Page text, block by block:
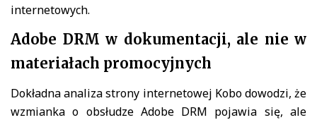
internetowych.
Adobe DRM w dokumentacji, ale nie w
materiałach promocyjnych
Dokładna analiza strony internetowej Kobo dowodzi, że
wzmianka o obsłudze Adobe DRM pojawia się, ale